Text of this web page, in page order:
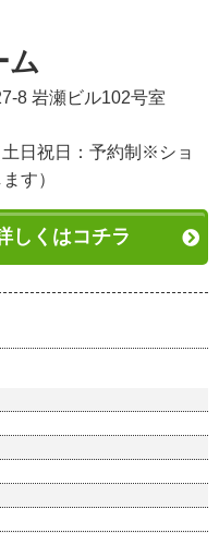
ム
8 岩瀬ビル102号室
日祝日：予約制※ショ
す）
しくはコチラ